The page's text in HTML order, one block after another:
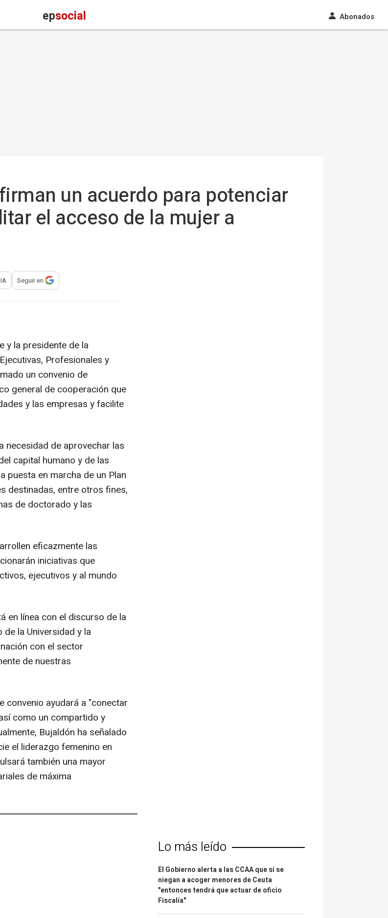
epsocial Abonados
firman un acuerdo para potenciar
el acceso de la mujer a
para compartir
IA Seguir en
y la presidente de la
Profesionales y
un convenio de
general de cooperación que
y las empresas y facilite
necesidad de aprovechar las
capital humano y de las
puesta en marcha de un Plan
destinadas, entre otros fines,
de doctorado y las
eficazmente las
iniciativas que
ejecutivos y al mundo
en línea con el discurso de la
la Universidad y la
con el sector
de nuestras
convenio ayudará a "conectar
como un compartido y
Bujaldón ha señalado
el liderazgo femenino en
también una mayor
de máxima
Lo más leído
El Gobierno alerta a las CCAA que si se
niegan a acoger menores de Ceuta
"entonces tendrá que actuar de oficio
Fiscalía"